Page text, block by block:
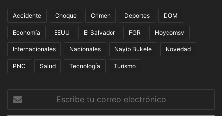
Accidente Choque Crimen Deportes DOM
Economía EEUU El Salvador FGR Hoycomsv
Internacionales Nacionales Nayib Bukele Novedad
PNC Salud Tecnología Turismo